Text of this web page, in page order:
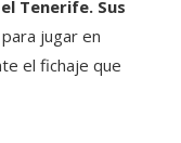
Tenerife. Sus
jugar en
el fichaje que